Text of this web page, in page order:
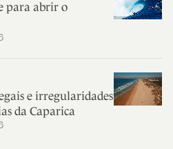
para abrir o
e irregularidades
da Caparica